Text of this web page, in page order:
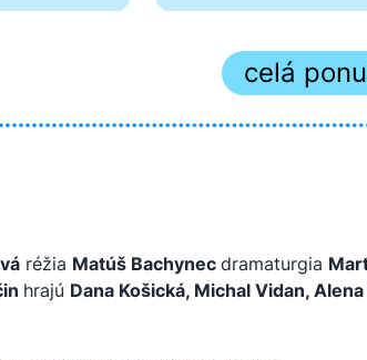
celá
réžia Matúš Bachynec dramaturgia
hrajú Dana Košická, Michal Vidan,